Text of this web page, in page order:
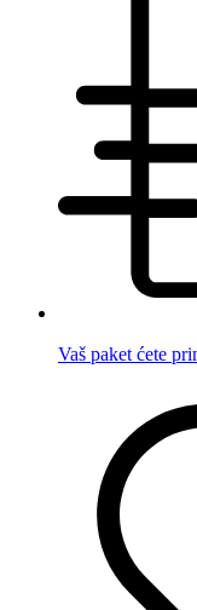
Vaš paket ćete